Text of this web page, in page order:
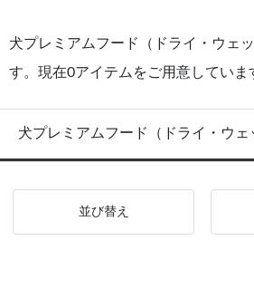
犬プレミアムフード（ドライ・ウェ
す。現在0アイテムをご用意していま
犬プレミアムフード（ドライ・ウェ
並び替え